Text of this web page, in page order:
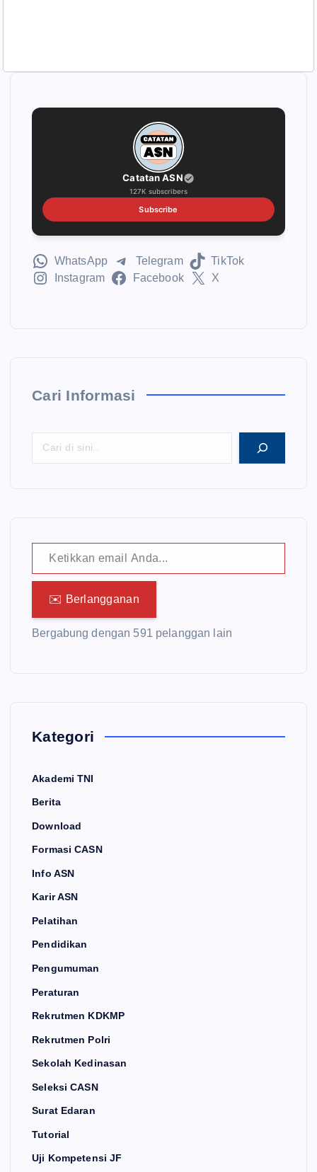
Catatan ASN
127K subscribers
Subscribe
WhatsApp Telegram
TikTok
Instagram
Facebook X
Cari Informasi
Ketikkan email Anda...
✉️ Berlangganan
Bergabung dengan 591 pelanggan lain
Kategori
Akademi TNI
Berita
Download
Formasi CASN
Info ASN
Karir ASN
Pelatihan
Pendidikan
Pengumuman
Peraturan
Rekrutmen KDKMP
Rekrutmen Polri
Sekolah Kedinasan
Seleksi CASN
Surat Edaran
Tutorial
Uji Kompetensi JF